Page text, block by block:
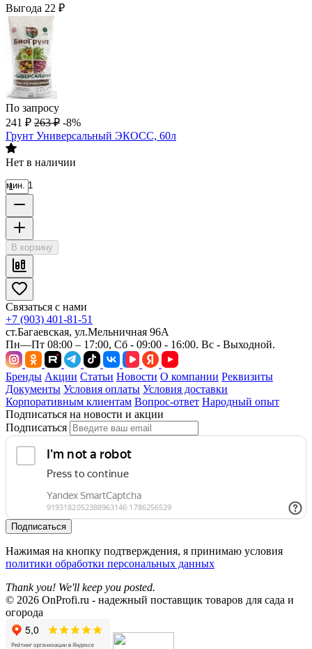
Выгода 22 ₽
По запросу
241 ₽ 263 ₽ -8%
Грунт Универсальный ЭКОСС, 60л
Нет в наличии
мин. 1
В корзину
Связаться с нами
+7 (903) 401-81-51
ст.Багаевская, ул.Мельничная 96А
Пн—Пт 08:00 – 17:00, Сб - 09:00 - 16:00. Вс - Выходной.
Бренды Акции Статьи Новости О компании Реквизиты
Документы Условия оплаты Условия доставки
Корпоративным клиентам Вопрос-ответ Народный опыт
Подписаться на новости и акции
Подписаться
Подписаться
Нажимая на кнопку подтверждения, я принимаю условия
политики обработки персональных данных
Thank you! We'll keep you posted.
© 2026 OnProfi.ru - надежный поставщик товаров для сада и
огорода